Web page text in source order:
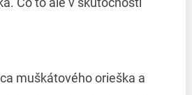
muškátového orieška a